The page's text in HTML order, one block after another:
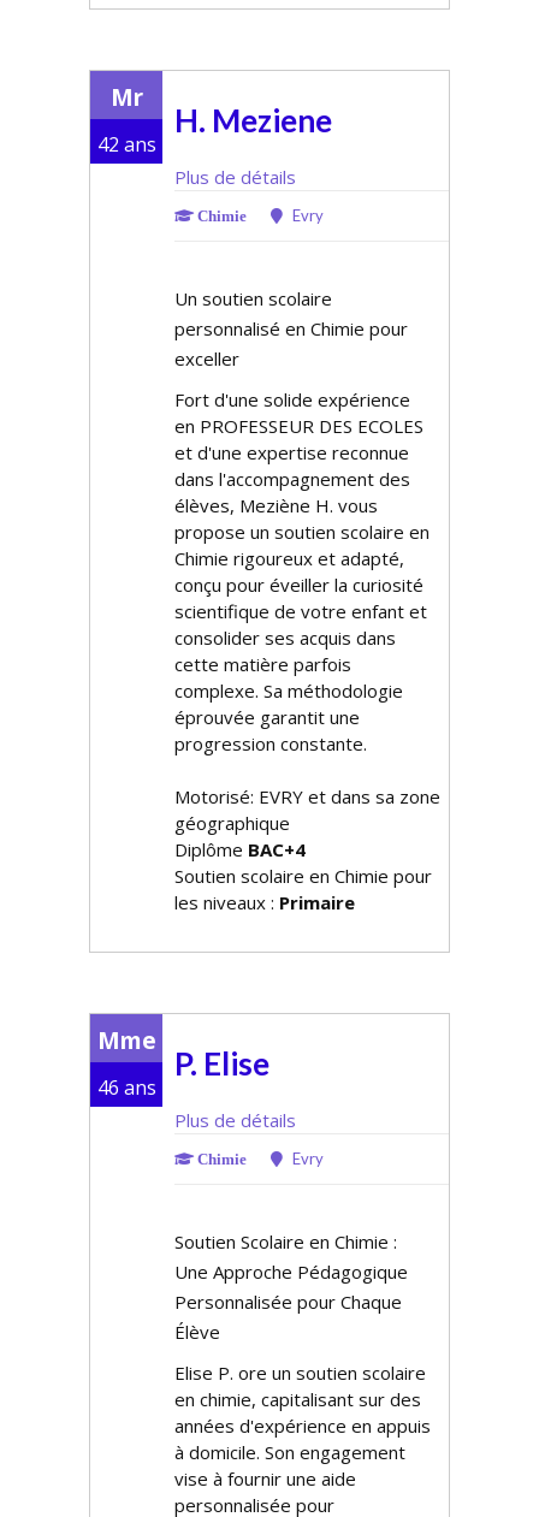
Mr
42 ans
H. Meziene
Plus de détails
Chimie Evry
Un soutien scolaire
personnalisé en Chimie pour
exceller
Fort d'une solide expérience
en PROFESSEUR DES ECOLES
et d'une expertise reconnue
dans l'accompagnement des
élèves, Meziène H. vous
propose un soutien scolaire en
Chimie rigoureux et adapté,
conçu pour éveiller la curiosité
scientifique de votre enfant et
consolider ses acquis dans
cette matière parfois
complexe. Sa méthodologie
éprouvée garantit une
progression constante.
Motorisé: EVRY et dans sa zone
géographique
Diplôme BAC+4
Soutien scolaire en Chimie pour
les niveaux : Primaire
Mme
46 ans
P. Elise
Plus de détails
Chimie Evry
Soutien Scolaire en Chimie :
Une Approche Pédagogique
Personnalisée pour Chaque
Élève
Elise P. offre un soutien scolaire
en chimie, capitalisant sur des
années d'expérience en appuis
à domicile. Son engagement
vise à fournir une aide
personnalisée pour